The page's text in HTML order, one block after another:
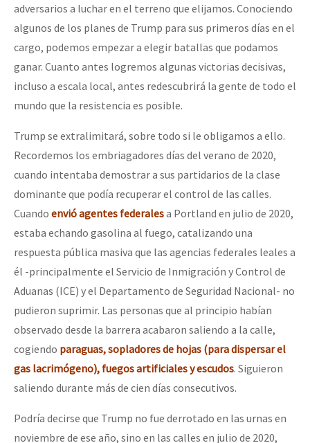
adversarios a luchar en el terreno que elijamos. Conociendo
algunos de los planes de Trump para sus primeros días en el
cargo, podemos empezar a elegir batallas que podamos
ganar. Cuanto antes logremos algunas victorias decisivas,
incluso a escala local, antes redescubrirá la gente de todo el
mundo que la resistencia es posible.
Trump se extralimitará, sobre todo si le obligamos a ello.
Recordemos los embriagadores días del verano de 2020,
cuando intentaba demostrar a sus partidarios de la clase
dominante que podía recuperar el control de las calles.
Cuando envió agentes federalesa Portland en julio de 2020,
estaba echando gasolina al fuego, catalizando una
respuesta pública masiva que las agencias federales leales a
él -principalmente el Servicio de Inmigración y Control de
Aduanas (ICE) y el Departamento de Seguridad Nacional- no
pudieron suprimir. Las personas que al principio habían
observado desde la barrera acabaron saliendo a la calle,
cogiendo paraguas, sopladores de hojas (para dispersar el
gas lacrimógeno), fuegos artificiales y escudos. Siguieron
saliendo durante más de cien días consecutivos.
Podría decirse que Trump no fue derrotado en las urnas en
noviembre de ese año, sino en las calles en julio de 2020,